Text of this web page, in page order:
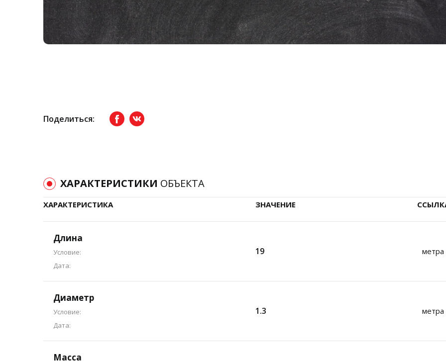
Поделиться: FacebookвКонтакте
ХАРАКТЕРИСТИКИ ОБЪЕКТА
ХАРАКТЕРИСТИКА ЗНАЧЕНИЕ
Длина
Условие:
Дата:
19 метра
Диаметр
Условие:
Дата:
1.3 метра
Масса